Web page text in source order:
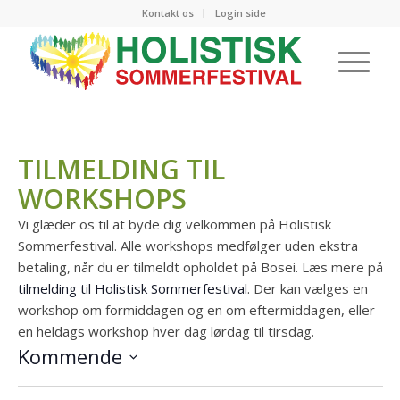
Kontakt os Login side
TILMELDING TIL
WORKSHOPS
Vi glæder os til at byde dig velkommen på Holistisk
Sommerfestival. Alle workshops medfølger uden ekstra
betaling, når du er tilmeldt opholdet på Bosei. Læs mere på
tilmelding til Holistisk Sommerfestival. Der kan vælges en
workshop om formiddagen og en om eftermiddagen, eller
en heldags workshop hver dag lørdag til tirsdag.
Kommende